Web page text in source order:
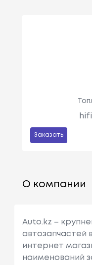
Заказать
О компании
Auto.kz –
автозапчастей
интернет
наименований